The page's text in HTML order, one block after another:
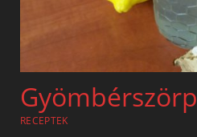
Gyömbérszörp
RECEPTEK